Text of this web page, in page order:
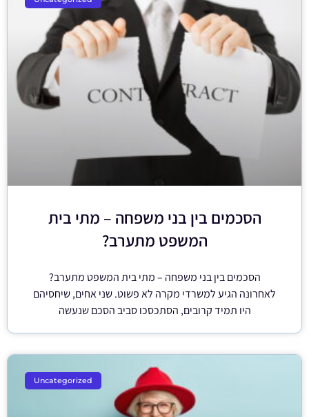
הסכמים בין בני משפחה – מתי בית
המשפט מתערב?
הסכמים בין בני משפחה – מתי בית המשפט מתערב?
לאחרונה הגיע למשרדי מקרה לא פשוט. שני אחים, שיחסיהם
היו תמיד קרובים, הסתכסכו סביב הסכם שנעשה
Uncategorized